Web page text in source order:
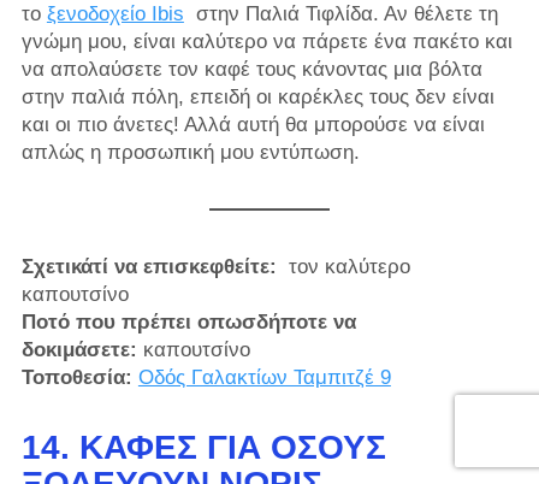
το ξενοδοχείο Ibis στην Παλιά Τιφλίδα. Αν θέλετε τη
γνώμη μου, είναι καλύτερο να πάρετε ένα πακέτο και
να απολαύσετε τον καφέ τους κάνοντας μια βόλτα
στην παλιά πόλη, επειδή οι καρέκλες τους δεν είναι
και οι πιο άνετες! Αλλά αυτή θα μπορούσε να είναι
απλώς η προσωπική μου εντύπωση.
Σχετικάτί να επισκεφθείτε: τον καλύτερο
καπουτσίνο
Ποτό που πρέπει οπωσδήποτε να
δοκιμάσετε: καπουτσίνο
Τοποθεσία: Οδός Γαλακτίων Ταμπιτζέ 9
14. ΚΑΦΈΣ ΓΙΑ ΌΣΟΥΣ